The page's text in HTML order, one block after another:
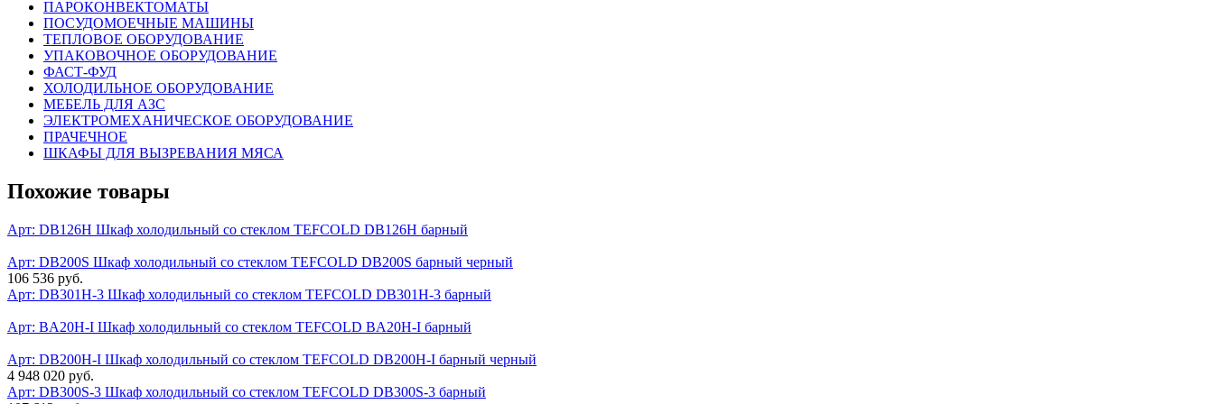
ПАРОКОНВЕКТОМАТЫ
ПОСУДОМОЕЧНЫЕ МАШИНЫ
ТЕПЛОВОЕ ОБОРУДОВАНИЕ
УПАКОВОЧНОЕ ОБОРУДОВАНИЕ
ФАСТ-ФУД
ХОЛОДИЛЬНОЕ ОБОРУДОВАНИЕ
МЕБЕЛЬ ДЛЯ АЗС
ЭЛЕКТРОМЕХАНИЧЕСКОЕ ОБОРУДОВАНИЕ
ПРАЧЕЧНОЕ
ШКАФЫ ДЛЯ ВЫЗРЕВАНИЯ МЯСА
Похожие товары
Арт: DB126H Шкаф холодильный со стеклом TEFCOLD DB126H барный
Арт: DB200S Шкаф холодильный со стеклом TEFCOLD DB200S барный черный
106 536 руб.
Арт: DB301H-3 Шкаф холодильный со стеклом TEFCOLD DB301H-3 барный
Арт: BA20H-I Шкаф холодильный со стеклом TEFCOLD BA20H-I барный
Арт: DB200H-I Шкаф холодильный со стеклом TEFCOLD DB200H-I барный черный
4 948 020 руб.
Арт: DB300S-3 Шкаф холодильный со стеклом TEFCOLD DB300S-3 барный